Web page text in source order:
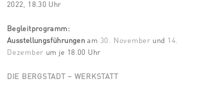
2022, 18.30 Uhr
Begleitprogramm:
Ausstellungsführungen am 30. November und 14.
Dezember um je 18.00 Uhr
DIE BERGSTADT – WERKSTATT